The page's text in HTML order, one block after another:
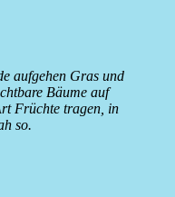
aufgehen Gras und
Bäume auf
Früchte tragen, in
so.